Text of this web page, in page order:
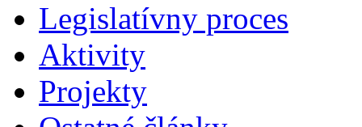
Legislatí­vny proces
Aktivity
Projekty